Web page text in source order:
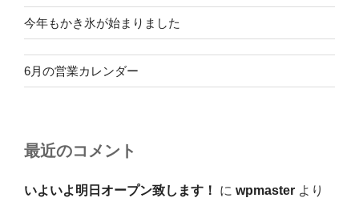
今年もかき氷が始まりました
6月の営業カレンダー
最近のコメント
いよいよ明日オープン致します！ に wpmaster より